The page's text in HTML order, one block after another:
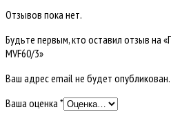
Отзывов пока нет.
Будьте первым, кто оставил отзыв на
MVF60/3»
Ваш адрес email не будет опубликован.
Ваша оценка *